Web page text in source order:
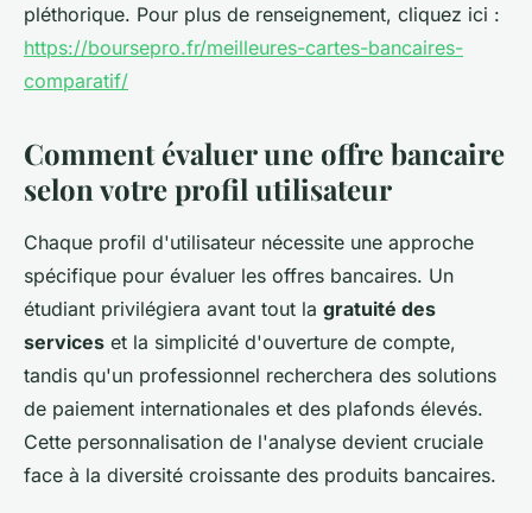
pléthorique. Pour plus de renseignement, cliquez ici :
https://boursepro.fr/meilleures-cartes-bancaires-
comparatif/
Comment évaluer une offre bancaire
selon votre profil utilisateur
Chaque profil d'utilisateur nécessite une approche
spécifique pour évaluer les offres bancaires. Un
étudiant privilégiera avant tout la gratuité des
services et la simplicité d'ouverture de compte,
tandis qu'un professionnel recherchera des solutions
de paiement internationales et des plafonds élevés.
Cette personnalisation de l'analyse devient cruciale
face à la diversité croissante des produits bancaires.